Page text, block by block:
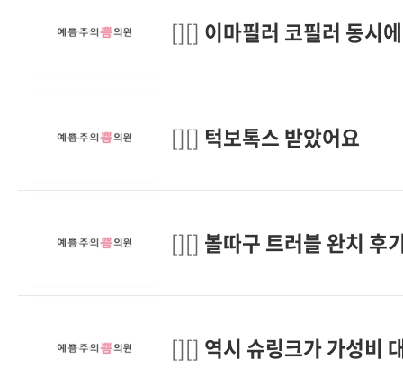
[][] 이마필러 코필러 동시
[][] 턱보톡스 받았어요
[][] 볼따구 트러블 완치 후
[][] 역시 슈링크가 가성비